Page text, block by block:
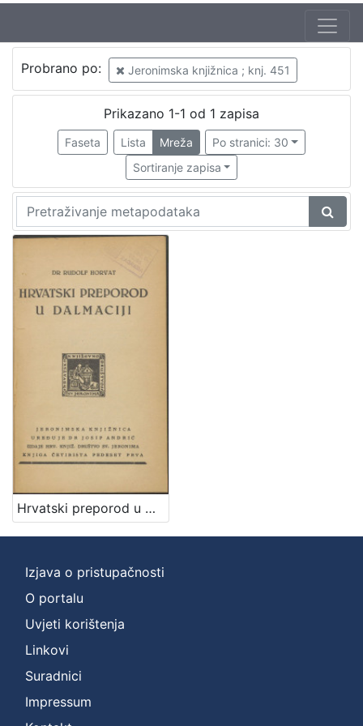
Probrano po: Jeronimska knjižnica ; knj. 451
Prikazano 1-1 od 1 zapisa
Faseta Lista Mreža
Po stranici: 30
Sortiranje zapisa
Hrvatski preporod u Dalmaciji / Rudolf Horvat
Izjava o pristupačnosti
O portalu
Uvjeti korištenja
Linkovi
Suradnici
Impressum